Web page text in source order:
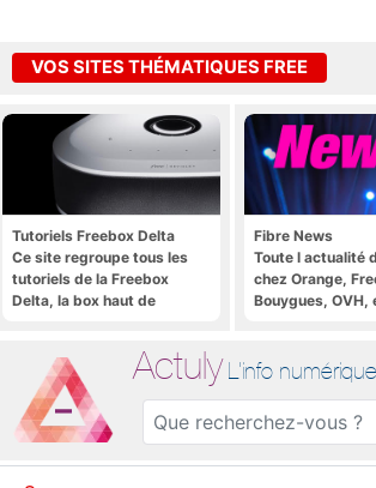
VOS SITES THÉMATIQUES FREE
Tutoriels Freebox Delta
Ce site regroupe tous les
tutoriels de la Freebox
Delta, la box haut de
Fibre News
Toute l actualité
chez Orange,
Bouygues, OVH,
Actuly L'info numérique